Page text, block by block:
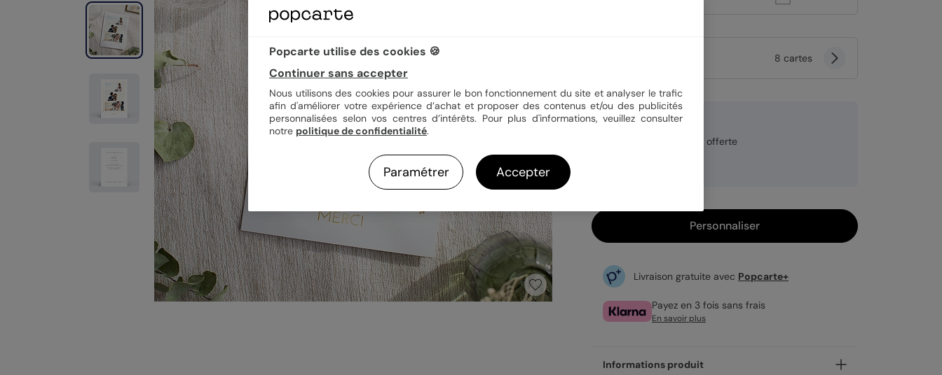
8 cartes
28,00 €
Enveloppe blanche offerte
Personnaliser
Livraison gratuite avec Popcarte+
Payez en 3 fois sans frais
En savoir plus
Informations produit
Popcarte utilise des cookies 🍪
Continuer sans accepter
Nous utilisons des cookies pour assurer le bon fonctionnement du site et analyser le trafic
afin d'améliorer votre expérience d’achat et proposer des contenus et/ou des publicités
personnalisées selon vos centres d’intérêts. Pour plus d'informations, veuillez consulter
notre politique de confidentialité.
Paramétrer Accepter